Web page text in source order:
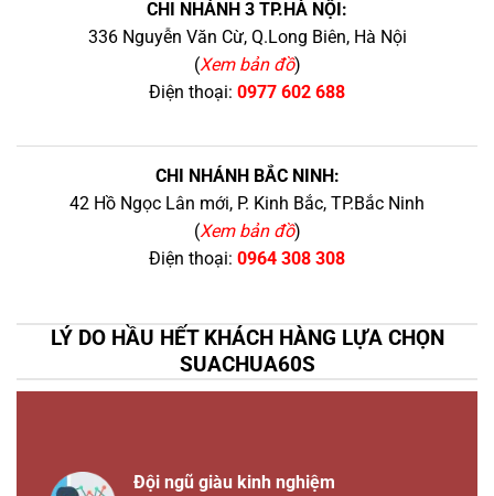
CHI NHÁNH 3 TP.HÀ NỘI:
336 Nguyễn Văn Cừ, Q.Long Biên, Hà Nội
(Xem bản đồ)
Điện thoại: 0977 602 688
CHI NHÁNH BẮC NINH:
42 Hồ Ngọc Lân mới, P. Kinh Bắc, TP.Bắc Ninh
(Xem bản đồ)
Điện thoại: 0964 308 308
LÝ DO HẦU HẾT KHÁCH HÀNG LỰA CHỌN
SUACHUA60S
Đội ngũ giàu kinh nghiệm